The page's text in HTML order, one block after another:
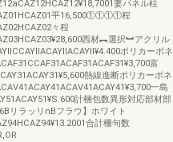
妻パネル柱
平16,500①①①①程
々程
西材︻選択︼アクリル
ポリカーボネ
富
熱線進断ポリカーボネ
一島
計梱包数異形対応部材部
リラッリnBフラウ】ホワイト
合計柵句数